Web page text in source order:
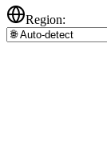
Region: